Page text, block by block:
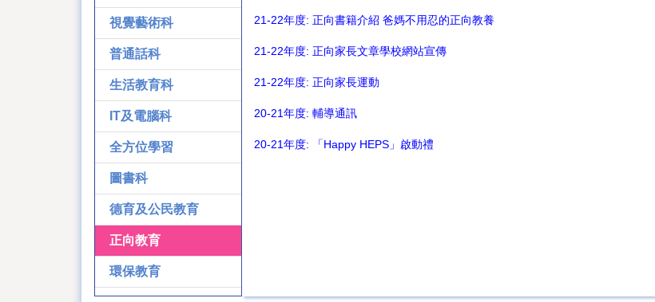
視覺藝術科
普通話科
生活教育科
IT及電腦科
全方位學習
圖書科
德育及公民教育
正向教育
環保教育
21-22年度: 正向書籍介紹 爸媽不用忍的正向教養
21-22年度: 正向家長文章學校網站宣傳
21-22年度: 正向家長運動
20-21年度: 輔導通訊
20-21年度: 「Happy HEPS」啟動禮